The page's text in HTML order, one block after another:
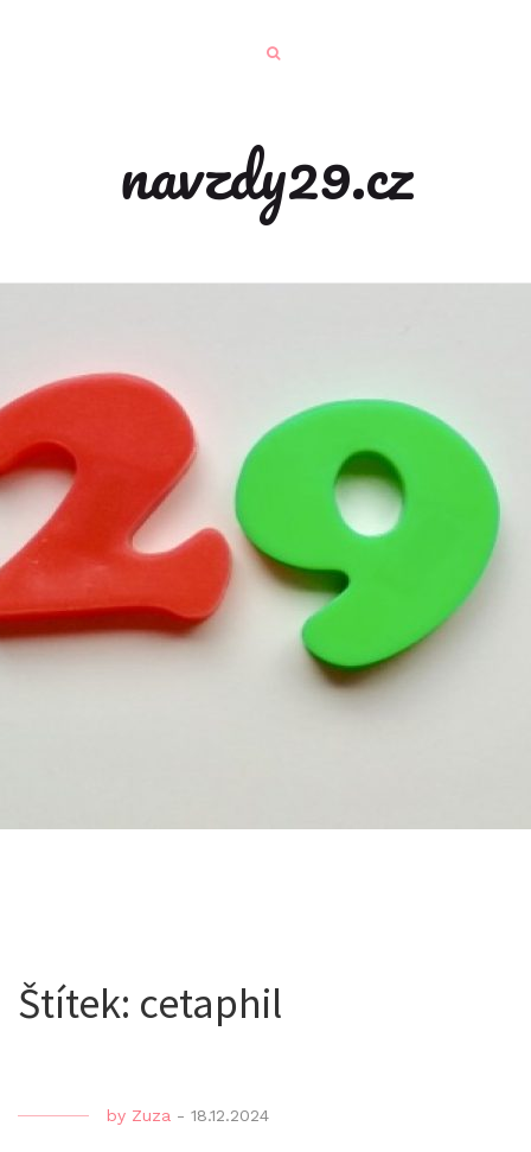
navzdy29.cz
Štítek: cetaphil
by Zuza - 18.12.2024